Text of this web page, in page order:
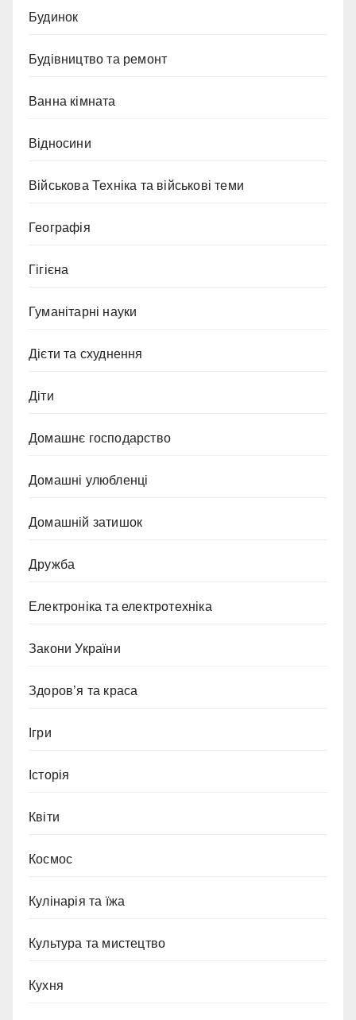
Будинок
Будівництво та ремонт
Ванна кімната
Відносини
Військова Техніка та військові теми
Географія
Гігієна
Гуманітарні науки
Дієти та схуднення
Діти
Домашнє господарство
Домашні улюбленці
Домашній затишок
Дружба
Електроніка та електротехніка
Закони України
Здоров’я та краса
Ігри
Історія
Квіти
Космос
Кулінарія та їжа
Культура та мистецтво
Кухня